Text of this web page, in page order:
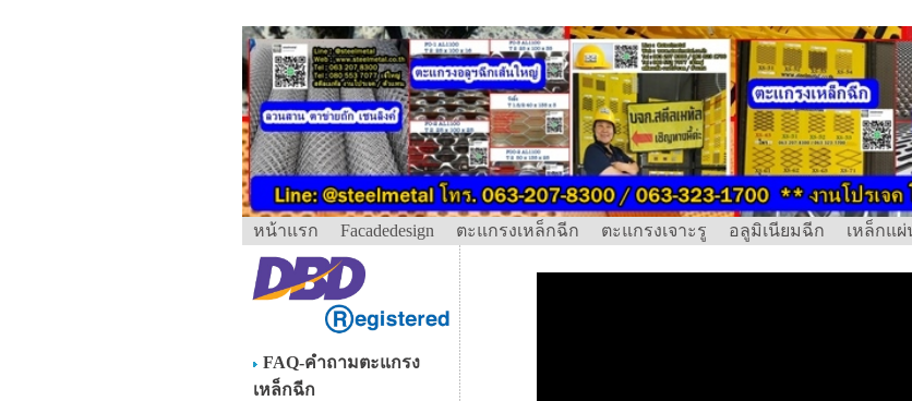
หน้าแรก Facadedesign ตะแกรงเหล็กฉีก ตะแกรงเจาะรู อลูมิเนียมฉีก เหล็กแผ่
FAQ-คำถามตะแกรง
เหล็กฉีก